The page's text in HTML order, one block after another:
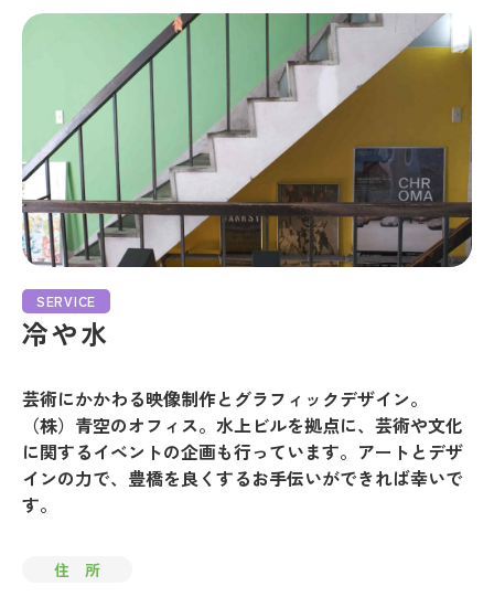
冷や水
芸術にかかわる映像制作とグラフィックデザイン。
（株）青空のオフィス。水上ビルを拠点に、芸術や文化
に関するイベントの企画も行っています。アートとデザ
インの力で、豊橋を良くするお手伝いができれば幸いで
す。
SERVICE
住 所